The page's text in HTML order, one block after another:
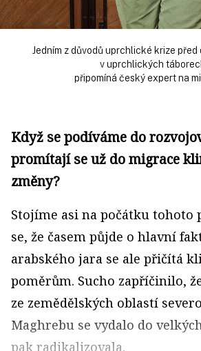
Jedním z důvodů uprchlické krize před
v uprchlických
připomíná český expert na
Když se podíváme do
promítají se už do migrace
změny?
Stojíme asi na počátku tohoto
se, že časem půjde o hlavní
arabského jara se ale přičítá
poměrům. Sucho zapříčinilo,
ze zemědělských oblastí
Maghrebu se vydalo do
pak radikalizovala.